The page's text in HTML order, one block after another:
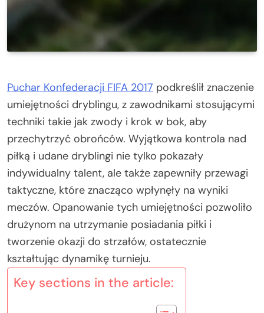
Puchar Konfederacji FIFA 2017 podkreślił znaczenie
umiejętności dryblingu, z zawodnikami stosującymi
techniki takie jak zwody i krok w bok, aby
przechytrzyć obrońców. Wyjątkowa kontrola nad
piłką i udane dryblingi nie tylko pokazały
indywidualny talent, ale także zapewniły przewagi
taktyczne, które znacząco wpłynęły na wyniki
meczów. Opanowanie tych umiejętności pozwoliło
drużynom na utrzymanie posiadania piłki i
tworzenie okazji do strzałów, ostatecznie
kształtując dynamikę turnieju.
Key sections in the article: